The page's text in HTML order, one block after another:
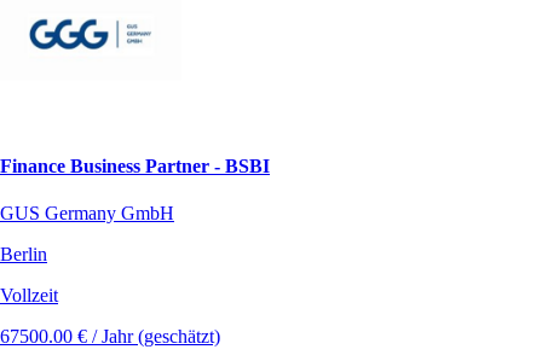
Finance Business Partner - BSBI
GUS Germany GmbH
Berlin
Vollzeit
67500.00 € / Jahr (geschätzt)